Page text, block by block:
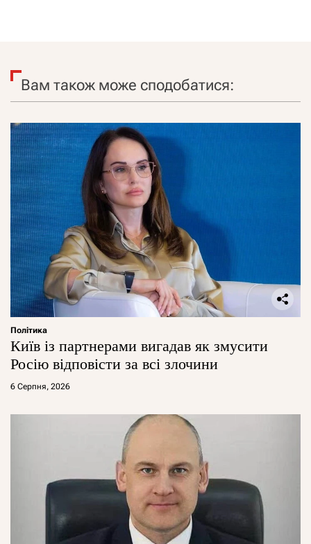
Вам також може сподобатися:
Політика
Київ із партнерами вигадав як змусити
Росію відповісти за всі злочини
6 Серпня, 2026